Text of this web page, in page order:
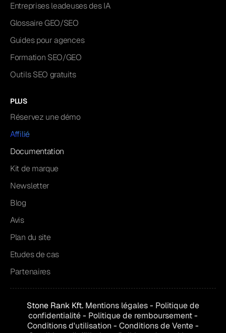
Entreprises leadeuses des IA
Glossaire GEO/SEO
Guides pour agences
Formation SEO/GEO
Outils SEO gratuits
PLUS
Réservez une démo
Affilié
Documentation
Kit de marque
Newsletter
Blog
Avis
Plan du site
Etudes de cas
Partenaires
Stone Rank Kft. Mentions légales- Politique de
confidentialité- Politique de remboursement-
Conditions d'utilisation - Conditions deVente-